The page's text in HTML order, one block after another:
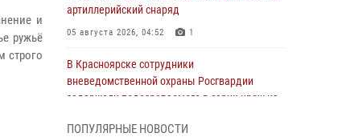
и
ружьё
строго
артиллерийский снаряд
05 августа 2026, 04:52 1
В Красноярске сотрудники
вневедомственной охраны Росгвардии
задержали подозреваемого в серии краж из
ПОПУЛЯРНЫЕ НОВОСТИ